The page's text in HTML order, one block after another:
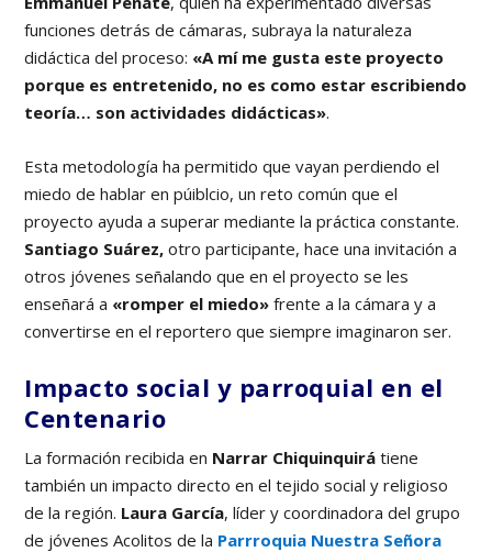
funciones detrás de cámaras, subraya la naturaleza
didáctica del proceso: «A mí me gusta este proyecto
porque es entretenido, no es como estar escribiendo
teoría… son actividades didácticas».
Esta metodología ha permitido que vayan perdiendo el
miedo de hablar en púiblcio, un reto común que el
proyecto ayuda a superar mediante la práctica constante.
Santiago Suárez, otro participante, hace una invitación a
otros jóvenes señalando que en el proyecto se les
enseñará a «romper el miedo» frente a la cámara y a
convertirse en el reportero que siempre imaginaron ser.
Impacto social y parroquial en el
Centenario
La formación recibida en Narrar Chiquinquirá tiene
también un impacto directo en el tejido social y religioso
de la región. Laura García, líder y coordinadora del grupo
de jóvenes Acolitos de la Parrroquia Nuestra Señora